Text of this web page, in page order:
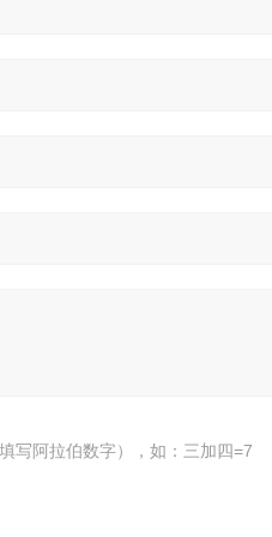
写阿拉伯数字），如：三加四=7